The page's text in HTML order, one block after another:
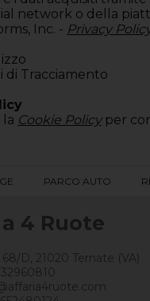
network o della
Inc. - Privacy
di Tracciamento
Cookie Policyper
PARCO AUTO
4 Ruote
D, 21020 Ternate (VA)